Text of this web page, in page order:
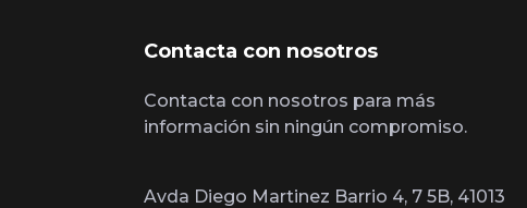
Contacta con nosotros
Contacta con nosotros para más
información sin ningún compromiso.
Avda Diego Martinez Barrio 4, 7 5B, 41013